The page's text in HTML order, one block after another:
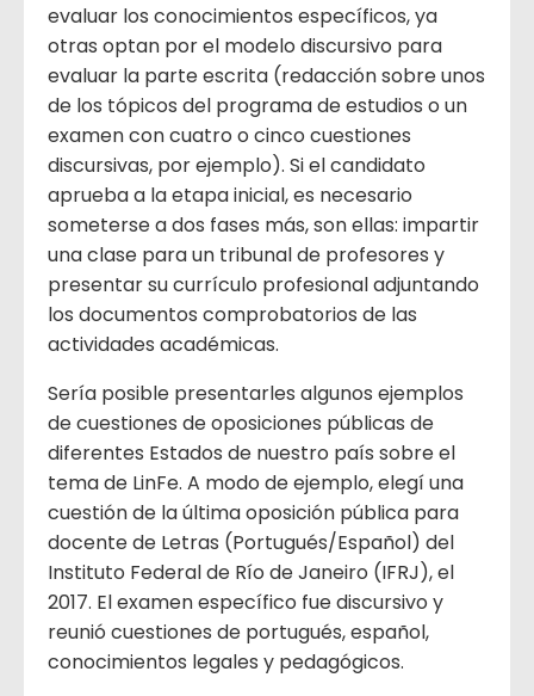
evaluar los conocimientos específicos, ya
otras optan por el modelo discursivo para
evaluar la parte escrita (redacción sobre unos
de los tópicos del programa de estudios o un
examen con cuatro o cinco cuestiones
discursivas, por ejemplo). Si el candidato
aprueba a la etapa inicial, es necesario
someterse a dos fases más, son ellas: impartir
una clase para un tribunal de profesores y
presentar su currículo profesional adjuntando
los documentos comprobatorios de las
actividades académicas.
Sería posible presentarles algunos ejemplos
de cuestiones de oposiciones públicas de
diferentes Estados de nuestro país sobre el
tema de LinFe. A modo de ejemplo, elegí una
cuestión de la última oposición pública para
docente de Letras (Portugués/Español) del
Instituto Federal de Río de Janeiro (IFRJ), el
2017. El examen específico fue discursivo y
reunió cuestiones de portugués, español,
conocimientos legales y pedagógicos.